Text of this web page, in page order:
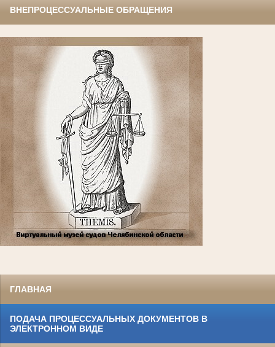
ВНЕПРОЦЕССУАЛЬНЫЕ ОБРАЩЕНИЯ
ГЛАВНАЯ
ПОДАЧА ПРОЦЕССУАЛЬНЫХ ДОКУМЕНТОВ В
ЭЛЕКТРОННОМ ВИДЕ